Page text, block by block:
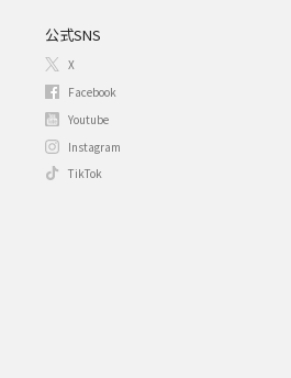
公式SNS
X
Facebook
Youtube
Instagram
TikTok